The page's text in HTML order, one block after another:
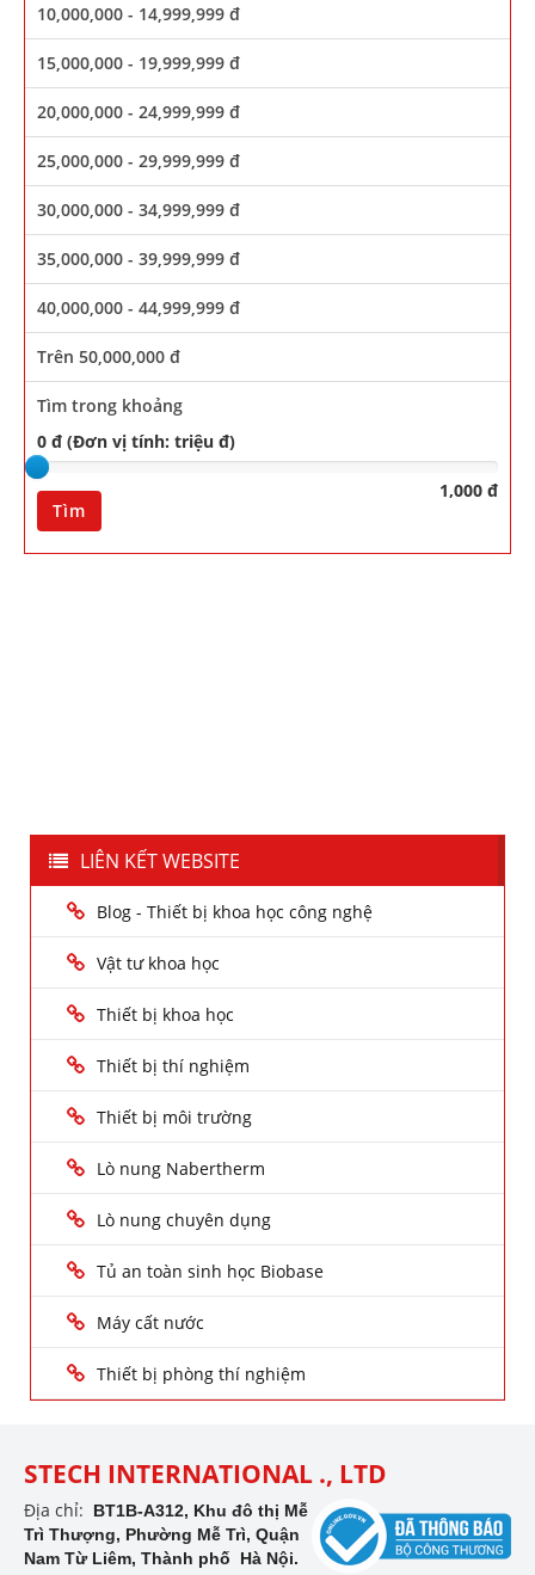
10,000,000 - 14,999,999 đ
15,000,000 - 19,999,999 đ
20,000,000 - 24,999,999 đ
25,000,000 - 29,999,999 đ
30,000,000 - 34,999,999 đ
35,000,000 - 39,999,999 đ
40,000,000 - 44,999,999 đ
Trên 50,000,000 đ
Tìm trong khoảng
0 đ (Đơn vị tính: triệu đ)
1,000 đ
Tìm
LIÊN KẾT WEBSITE
Blog - Thiết bị khoa học công nghệ
Vật tư khoa học
Thiết bị khoa học
Thiết bị thí nghiệm
Thiết bị môi trường
Lò nung Nabertherm
Lò nung chuyên dụng
Tủ an toàn sinh học Biobase
Máy cất nước
Thiết bị phòng thí nghiệm
STECH INTERNATIONAL ., LTD
Địa chỉ:
BT1B-A312, Khu đô thị Mễ
Trì Thượng, Phường Mễ Trì, Quận
Nam Từ Liêm, Thành phố Hà Nội.